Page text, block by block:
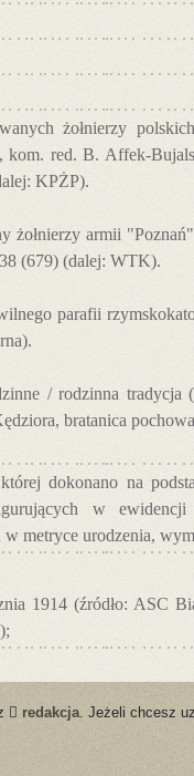
żołnierzy
kom. red. B. Affek-
KPŻP).
żołnierzy armii
(679) (dalej: WTK).
parafii
/ rodzinna tradycja
bratanica
dokonano na
w
metryce urodzenia,
1914 (źródło: ASC
redakcja. Jeżeli chcesz